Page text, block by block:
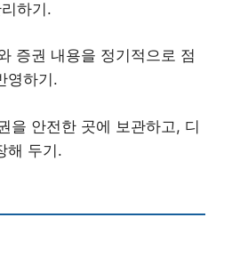
하기.
증권 내용을 정기적으로 점
영하기.
을 안전한 곳에 보관하고, 디
해 두기.